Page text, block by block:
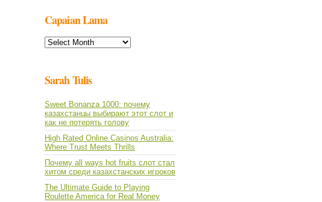
Capaian Lama
Capaian
Lama
Sarah Tulis
Sweet Bonanza 1000: почему
казахстанцы выбирают этот слот и
как не потерять голову
High Rated Online Casinos Australia:
Where Trust Meets Thrills
Почему all ways hot fruits слот стал
хитом среди казахстанских игроков
The Ultimate Guide to Playing
Roulette America for Real Money